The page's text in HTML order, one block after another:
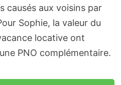
causés aux voisins par
Sophie, la valeur du
locative ont
PNO complémentaire.